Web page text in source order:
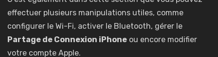
effectuer plusieurs manipulations utiles, comme
configurer le Wi-Fi, activer le Bluetooth, gérer le
Partage de Connexion iPhone ou encore modifier
votre compte Apple.